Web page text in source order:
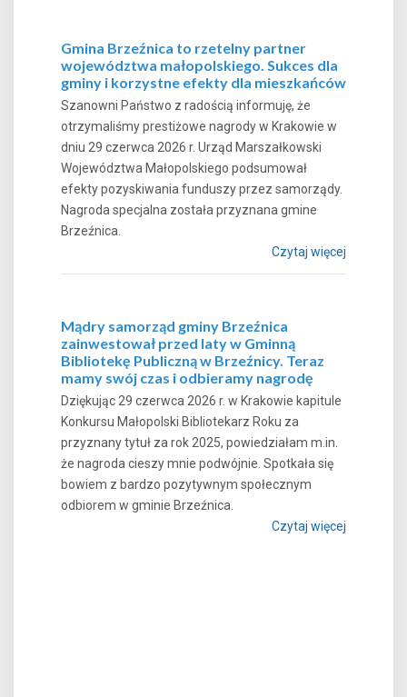
Gmina Brzeźnica to rzetelny partner
województwa małopolskiego. Sukces dla
gminy i korzystne efekty dla mieszkańców
Szanowni Państwo z radością informuję, że
otrzymaliśmy prestiżowe nagrody w Krakowie w
dniu 29 czerwca 2026 r. Urząd Marszałkowski
Województwa Małopolskiego podsumował
efekty pozyskiwania funduszy przez samorządy.
Nagroda specjalna została przyznana gmine
Brzeźnica.
Czytaj więcej
Mądry samorząd gminy Brzeźnica
zainwestował przed laty w Gminną
Bibliotekę Publiczną w Brzeźnicy. Teraz
mamy swój czas i odbieramy nagrodę
Dziękując 29 czerwca 2026 r. w Krakowie kapitule
Konkursu Małopolski Bibliotekarz Roku za
przyznany tytuł za rok 2025, powiedziałam m.in.
że nagroda cieszy mnie podwójnie. Spotkała się
bowiem z bardzo pozytywnym społecznym
odbiorem w gminie Brzeźnica.
Czytaj więcej